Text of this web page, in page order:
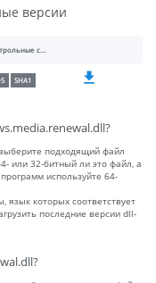
версии
контрольные суммы
SHA1
подходящий файл
или 32-битный ли это файл, а
используйте 64-
которых соответствует
последние версии dll-